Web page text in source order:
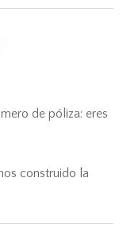
de póliza: eres
construido la